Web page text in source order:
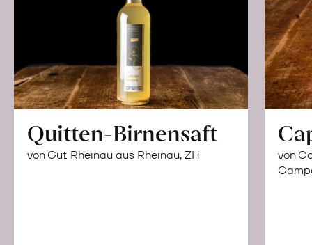
Quitten-Birnensaft
von Gut Rheinau aus Rheinau, ZH
von